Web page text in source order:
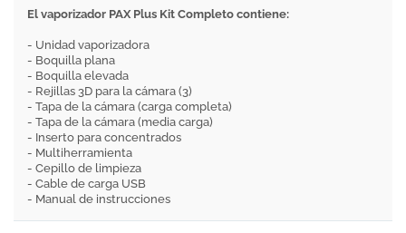
El vaporizador PAX Plus Kit Completo contiene:
- Unidad vaporizadora
- Boquilla plana
- Boquilla elevada
- Rejillas 3D para la cámara (3)
- Tapa de la cámara (carga completa)
- Tapa de la cámara (media carga)
- Inserto para concentrados
- Multiherramienta
- Cepillo de limpieza
- Cable de carga USB
- Manual de instrucciones